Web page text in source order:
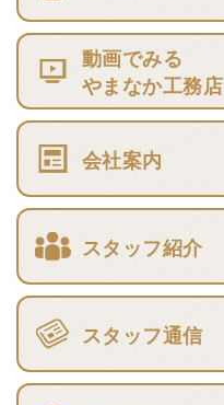
動画でみる
やまなか工務店
会社案内
スタッフ紹介
スタッフ通信